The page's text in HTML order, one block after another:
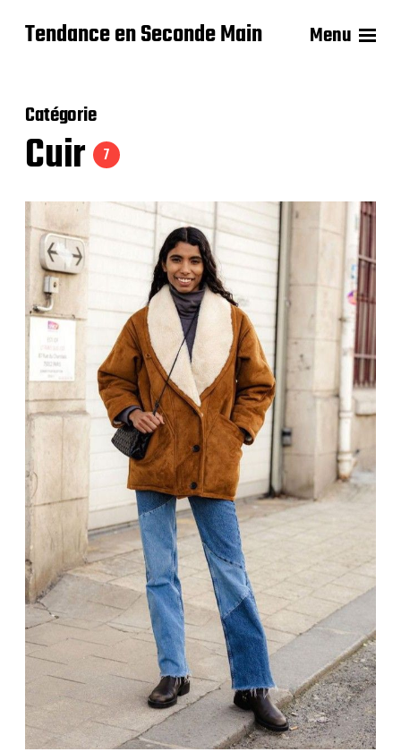
Tendance en Seconde Main Menu
Catégorie
Cuir 7